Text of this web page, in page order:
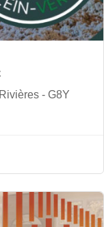
- G8Y